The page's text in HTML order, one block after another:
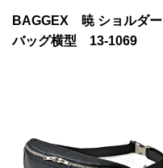
BAGGEX 暁 ショルダー
バッグ横型 13-1069